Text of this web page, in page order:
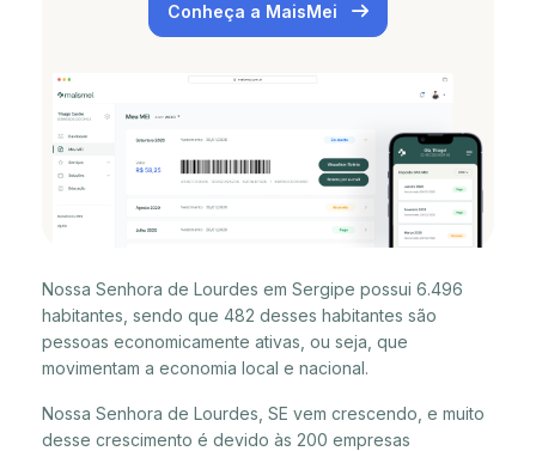
Conheça a MaisMei
Nossa Senhora de Lourdes em Sergipe possui 6.496
habitantes, sendo que 482 desses habitantes são
pessoas economicamente ativas, ou seja, que
movimentam a economia local e nacional.
Nossa Senhora de Lourdes, SE vem crescendo, e muito
desse crescimento é devido às 200 empresas